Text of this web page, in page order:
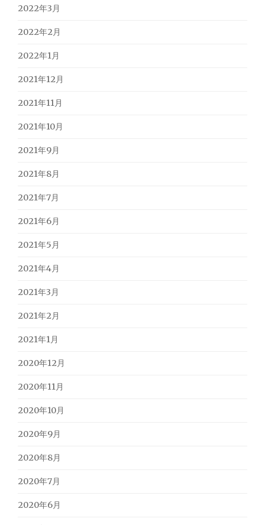
2022年3月
2022年2月
2022年1月
2021年12月
2021年11月
2021年10月
2021年9月
2021年8月
2021年7月
2021年6月
2021年5月
2021年4月
2021年3月
2021年2月
2021年1月
2020年12月
2020年11月
2020年10月
2020年9月
2020年8月
2020年7月
2020年6月